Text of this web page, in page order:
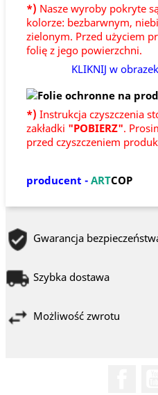
*) Nasze wyroby pokryte
kolorze: bezbarwnym,
zielonym. Przed użyciem
folię z jego powierzchni.
KLIKNIJ w
*) Instrukcja czyszczenia
zakładki "POBIERZ".
przed czyszczeniem
producent - ARTCOP
Gwarancja
Szybka dostawa
Możliwość zwrotu